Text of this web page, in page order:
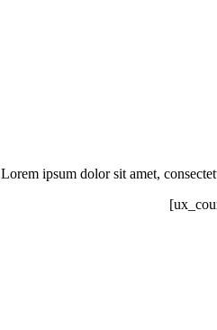
Lorem ipsum dolor sit amet,